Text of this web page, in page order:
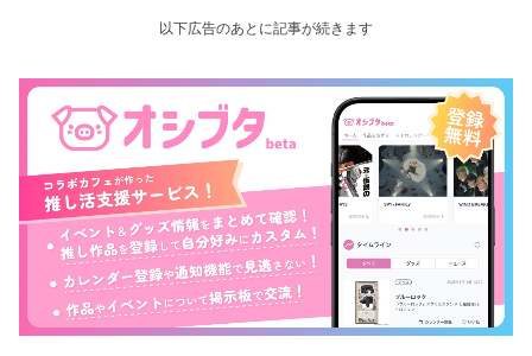
以下広告のあとに記事が続きます